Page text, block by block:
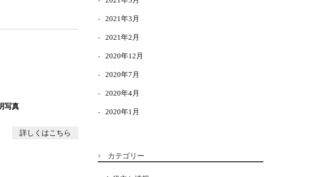
写真
詳しくはこちら
2021年3月
2021年2月
2020年12月
2020年7月
2020年4月
2020年1月
カテゴリー